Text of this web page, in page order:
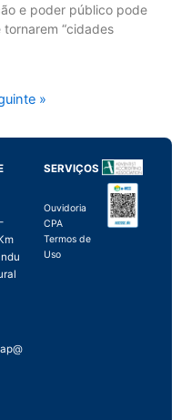
e poder público pode
“cidades
»
SERVIÇOS
Ouvidoria
CPA
Termos de
Uso